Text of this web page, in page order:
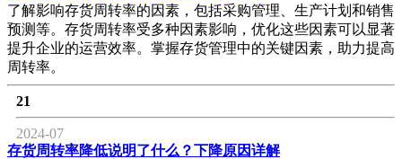
了解影响存货周转率的因素，包括采购管理、生产计划和销售
预测等。存货周转率受多种因素影响，优化这些因素可以显著
提升企业的运营效率。掌握存货管理中的关键因素，助力提高
周转率。
21
2024-07
存货周转率降低说明了什么？下降原因详解